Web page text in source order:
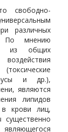
свободно-
различных
По мнению
из общих
воздействия
и др.),
являются
липидов
крови лиц,
существенно